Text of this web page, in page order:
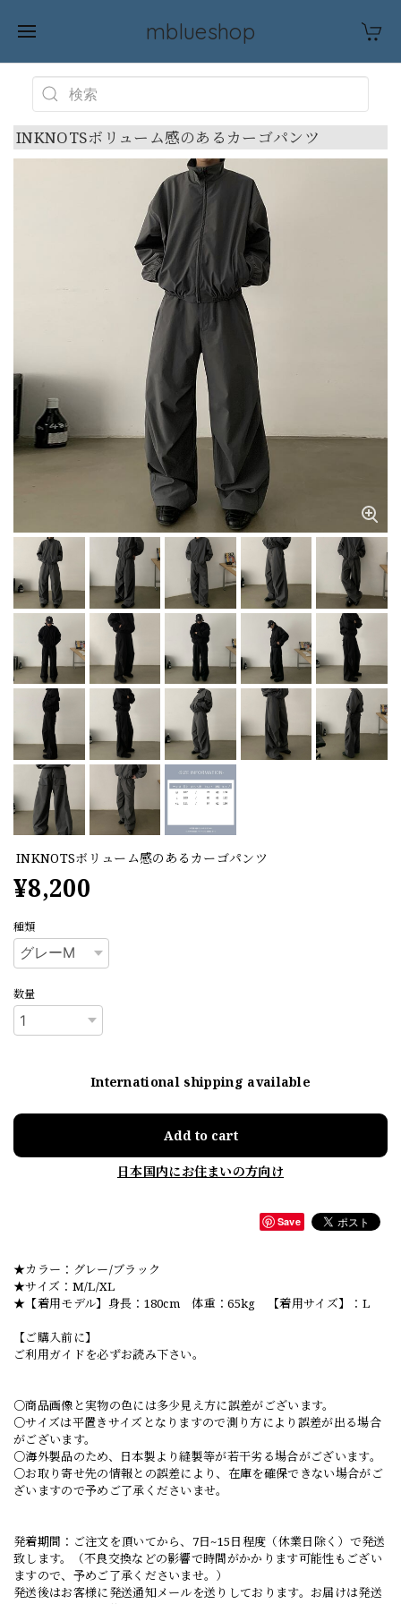
mblueshop
INKNOTSボリューム感のあるカーゴパンツ
INKNOTSボリューム感のあるカーゴパンツ
¥8,200
種類
数量
International shipping available
Add to cart
日本国内にお住まいの方向け
Save
★カラー：グレー/ブラック
★サイズ：M/L/XL
★【着用モデル】身長：180cm 体重：65kg 【着用サイズ】：L
【ご購入前に】
ご利用ガイドを必ずお読み下さい。
○商品画像と実物の色には多少見え方に誤差がございます。
○サイズは平置きサイズとなりますので測り方により誤差が出る場合
がございます。
○海外製品のため、日本製より縫製等が若干劣る場合がございます。
○お取り寄せ先の情報との誤差により、在庫を確保できない場合がご
ざいますので予めご了承くださいませ。
発着期間：ご注文を頂いてから、7日~15日程度（休業日除く）で発送
致します。（不良交換などの影響で時間がかかります可能性もござい
ますので、予めご了承くださいませ。）
発送後はお客様に発送通知メールを送りしております。お届けは発送